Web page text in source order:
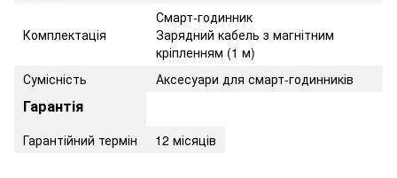
Комплектація
Смарт-годинник
Зарядний кабель з магнітним
кріпленням (1 м)
Сумісність
Аксесуари для смарт-годинників
Гарантія
Гарантійний термін 12 місяців